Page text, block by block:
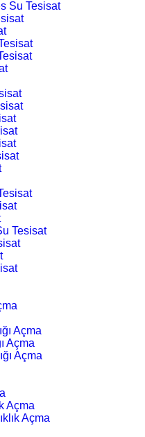
Su Tesisat
Tesisat
Açma
Açma
Açma
Açma
Açma